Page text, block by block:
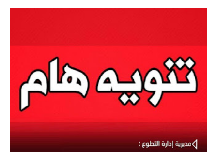
نتائج الامتحانات
المرحلة الاعدادية
اسئلة وزارية
المرحلة الابتدائية
المرحلة المتوسطة